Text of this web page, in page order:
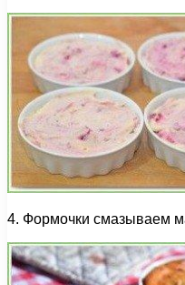
4. Формочки смазываем